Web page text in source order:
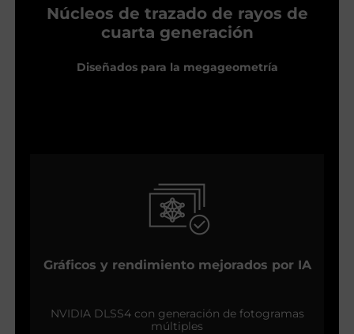
Núcleos de trazado de rayos de
cuarta generación
Diseñados para la megageometría
Gráficos y rendimiento mejorados por IA
NVIDIA DLSS4 con generación de fotogramas
múltiples